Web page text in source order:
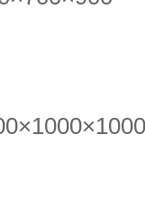
×1000×